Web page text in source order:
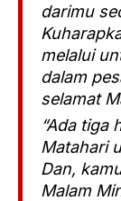
darimu
melalui
dalam
selamat
“Ada tiga
Matahari
Dan,
Malam